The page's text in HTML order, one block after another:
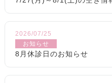
2026/07/25
お知らせ
8月休診日のお知らせ